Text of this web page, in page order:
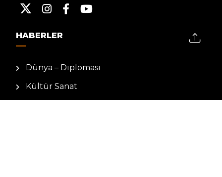
HABERLER
Dünya – Diplomasi
Kültür Sanat